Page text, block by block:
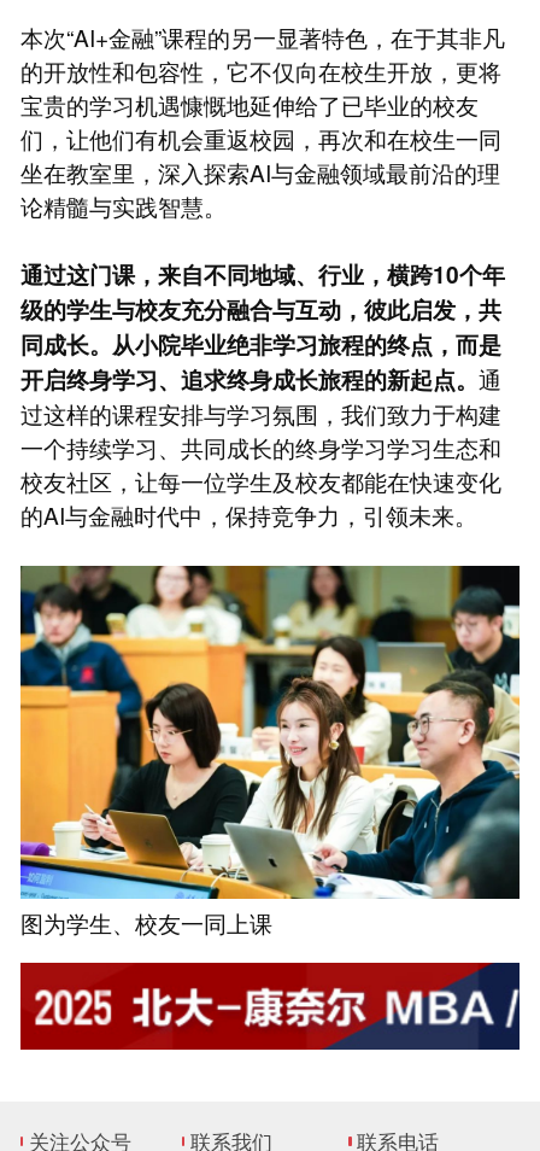
本次“AI+金融”课程的另一显著特色，在于其非凡
的开放性和包容性，它不仅向在校生开放，更将
宝贵的学习机遇慷慨地延伸给了已毕业的校友
们，让他们有机会重返校园，再次和在校生一同
坐在教室里，深入探索AI与金融领域最前沿的理
论精髓与实践智慧。
通过这门课，来自不同地域、行业，横跨10个年
级的学生与校友充分融合与互动，彼此启发，共
同成长。从小院毕业绝非学习旅程的终点，而是
开启终身学习、追求终身成长旅程的新起点。 通
过这样的课程安排与学习氛围，我们致力于构建
一个持续学习、共同成长的终身学习学习生态和
校友社区，让每一位学生及校友都能在快速变化
的AI与金融时代中，保持竞争力，引领未来。
图为学生、校友一同上课
关注公众号 联系我们 联系电话